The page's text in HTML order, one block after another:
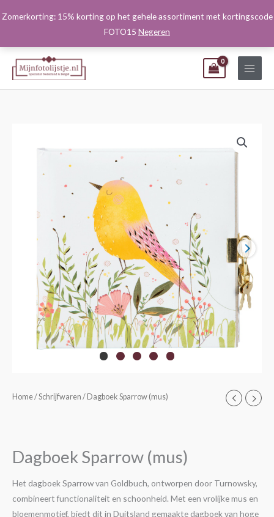
Zomerkorting: 15% korting op het gehele assortiment met kortingscode
FOTO15 Negeren
naar
Home/Schrijfwaren / Dagboek Sparrow (mus)
Dagboek Sparrow (mus)
Het dagboek Sparrow van Goldbuch, ontworpen door Turnowsky,
combineert functionaliteit en schoonheid. Met een vrolijke mus en
bloemenmotief, biedt dit in Duitsland gemaakte dagboek van hoge
Dagboek